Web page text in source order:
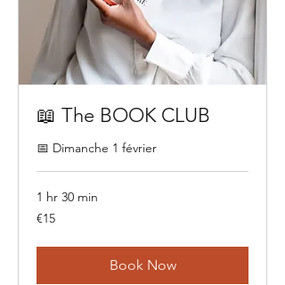
📖 The BOOK CLUB
📅 Dimanche 1 février
1 hr 30 min
15
euros
€15
Book Now